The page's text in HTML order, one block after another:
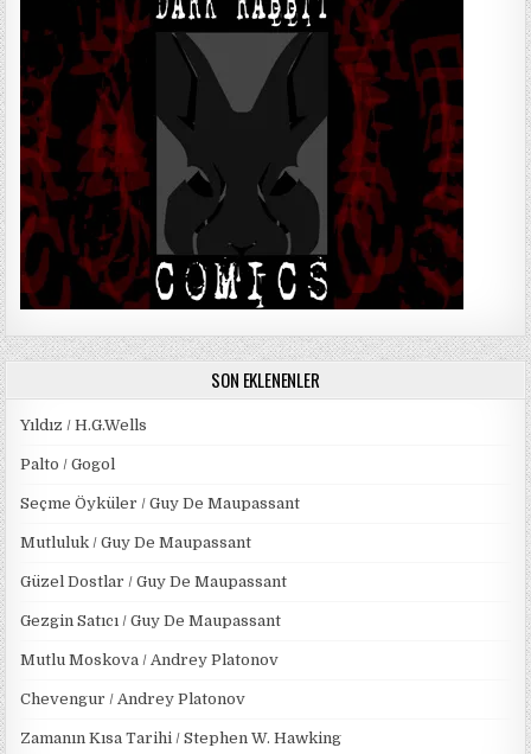
SON EKLENENLER
Yıldız / H.G.Wells
Palto / Gogol
Seçme Öyküler / Guy De Maupassant
Mutluluk / Guy De Maupassant
Güzel Dostlar / Guy De Maupassant
Gezgin Satıcı / Guy De Maupassant
Mutlu Moskova / Andrey Platonov
Chevengur / Andrey Platonov
Zamanın Kısa Tarihi / Stephen W. Hawking